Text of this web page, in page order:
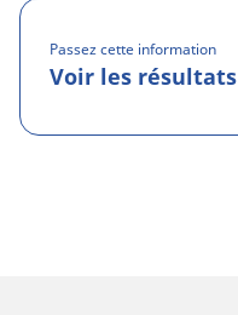
Passez cette information
Voir les résultats